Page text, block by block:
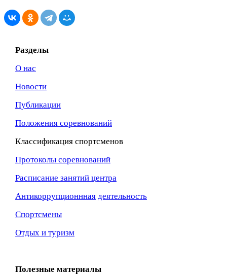
Разделы
О нас
Новости
Публикации
Положения соревнований
Классификация спортсменов
Протоколы соревнований
Расписание занятий центра
Антикоррупционнная деятельность
Спортсмены
Отдых и туризм
Полезные материалы